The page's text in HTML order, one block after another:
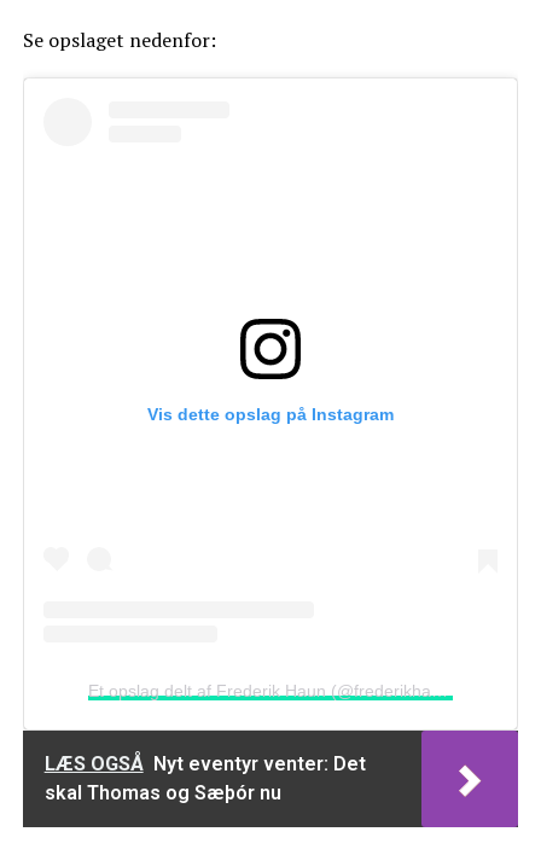
Se opslaget nedenfor:
Vis dette opslag på Instagram
LÆS OGSÅ Nyt eventyr venter: Det
skal Thomas og Sæþór nu